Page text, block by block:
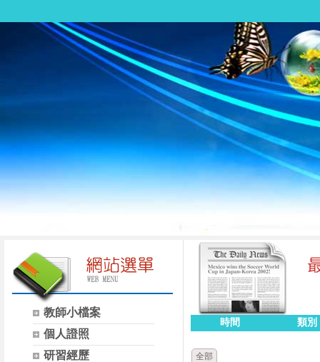
教師小檔案
個人證照
研習經歷
時間 類別
全部